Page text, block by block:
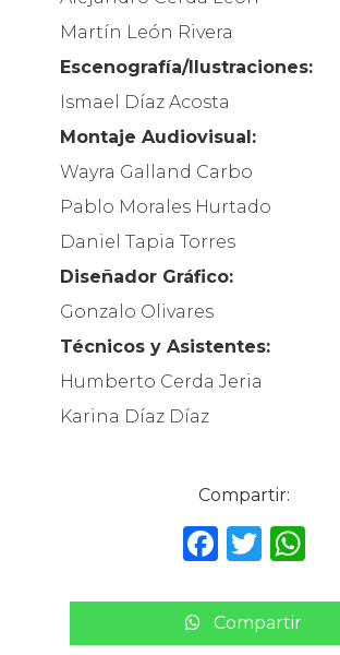
Martín León Rivera
Escenografía/Ilustraciones:
Ismael Díaz Acosta
Montaje Audiovisual:
Wayra Galland Carbo
Pablo Morales Hurtado
Daniel Tapia Torres
Diseñador Gráfico:
Gonzalo Olivares
Técnicos y Asistentes:
Humberto Cerda Jeria
Karina Díaz Díaz
Compartir:
F
c
T
it
W
a
Compartir